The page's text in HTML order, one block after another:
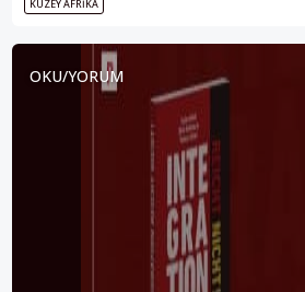
KUZEY AFRIKA
OKU/YORUM